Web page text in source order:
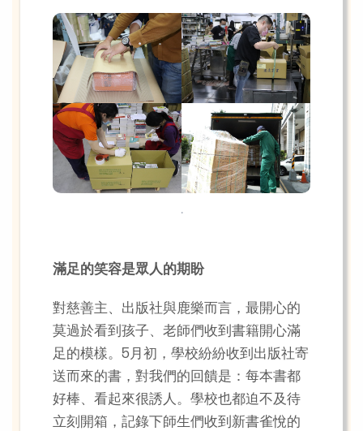
.
滿足的笑容是眾人的期盼
對慈善主、出版社與鹿樂而言，最開心的
莫過於看到孩子、老師們收到書籍開心滿
足的模樣。5月初，學校紛紛收到出版社寄
送而來的書，對我們的回饋是：每本書都
好棒、看起來很誘人。學校也都迫不及待
立刻開箱，記錄下師生們收到新書雀悅的